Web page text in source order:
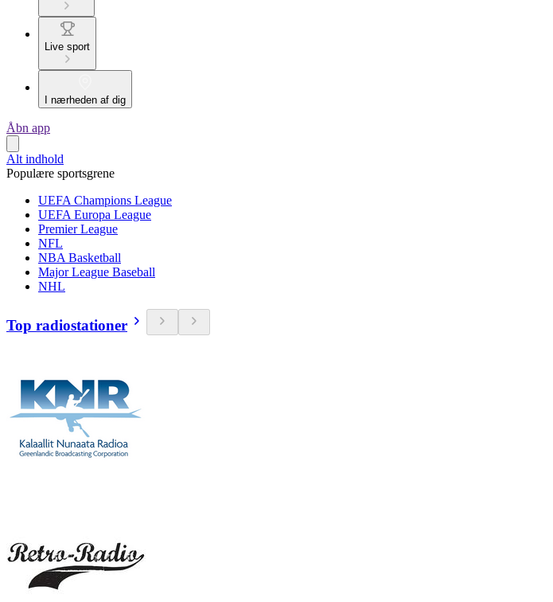
Live sport
I nærheden af dig
Åbn app
Alt indhold
Populære sportsgrene
UEFA Champions League
UEFA Europa League
Premier League
NFL
NBA Basketball
Major League Baseball
NHL
Top radiostationer